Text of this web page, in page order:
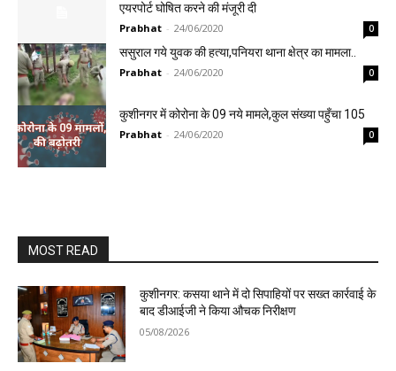
एयरपोर्ट घोषित करने की मंजूरी दी
Prabhat - 24/06/2020 0
ससुराल गये युवक की हत्या,पनियरा थाना क्षेत्र का मामला..
Prabhat - 24/06/2020 0
कुशीनगर में कोरोना के 09 नये मामले,कुल संख्या पहुँचा 105
Prabhat - 24/06/2020 0
MOST READ
कुशीनगर: कसया थाने में दो सिपाहियों पर सख्त कार्रवाई के
बाद डीआईजी ने किया औचक निरीक्षण
05/08/2026